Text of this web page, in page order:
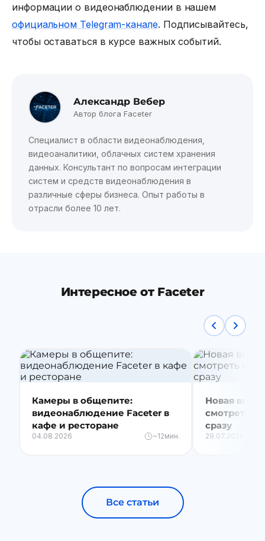
информации о видеонаблюдении в нашем
официальном Telegram-канале. Подписывайтесь,
чтобы оставаться в курсе важных событий.
Александр Вебер
Автор блога Faceter
Специалист в области видеонаблюдения,
видеоаналитики, облачных систем хранения
данных. Консультант по вопросам интеграции
систем и средств видеонаблюдения в
различные сферы бизнеса. Опыт работы в
отрасли более 10 лет.
Интересное от Faceter
Камеры в общепите:
видеонаблюдение Faceter в
кафе и ресторане
04.08.2026 ~12мин.
Новая
смотреть
сразу
29.07.2026
Все статьи